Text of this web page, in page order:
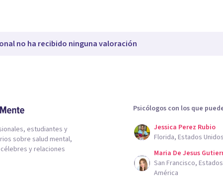
no ha recibido ninguna valoración
estudiantes y
sobre salud mental,
y relaciones
Psicólogos con los que
Jessica Perez Rubio
Florida, Estados
Maria De Jesus
San Francisco,
América